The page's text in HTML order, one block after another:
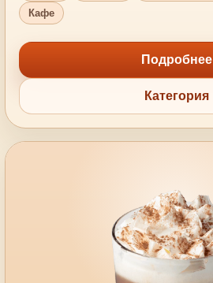
Кафе
Подробнее
Категория